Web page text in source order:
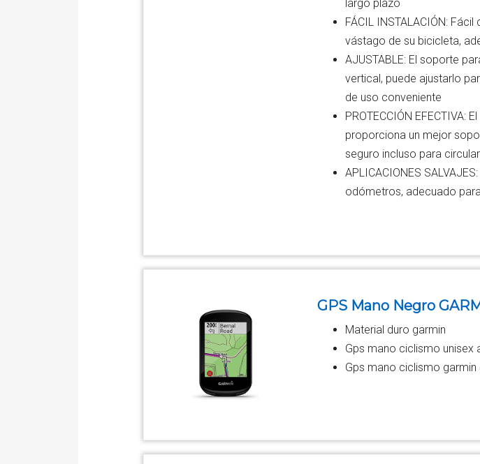
largo plazo
FÁCIL INSTALACIÓN:
vástago de su bicicleta,
AJUSTABLE: El soporte
vertical, puede ajustarlo
de uso conveniente
PROTECCIÓN
proporciona un mejor
seguro incluso para
APLICACIONES
odómetros, adecuado
GPS Mano Negro
Material duro garmin
Gps mano ciclismo unisex
Gps mano ciclismo garmin